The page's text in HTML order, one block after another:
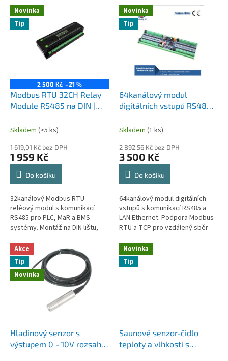
Novinka
Tip
2 500 Kč –21 %
Modbus RTU 32CH Relay
Module RS485 na DIN |
Waveshare
Skladem (>5 ks)
1 619,01 Kč bez DPH
1 959 Kč
Do košíku
32kanálový Modbus RTU
reléový modul s komunikací
RS485 pro PLC, MaR a BMS
systémy. Montáž na DIN lištu,
galvanické oddělení,
průmyslové provedení.
Novinka
Tip
64kanálový modul
digitálních vstupů RS485 /
modul s komunikací
TCP pro vzdálené řízení
Skladem (1 ks)
2 892,56 Kč bez DPH
3 500 Kč
Do košíku
64kanálový modul digitálních
vstupů s komunikací RS485 a
LAN Ethernet. Podpora Modbus
RTU a TCP pro vzdálený sběr
dat a průmyslovou automatizaci.
Akce
Tip
Novinka
Hladinový senzor s
výstupem 0 - 10V rozsah 0
Novinka
Tip
Saunové senzor-čidlo
teploty a vlhkosti s